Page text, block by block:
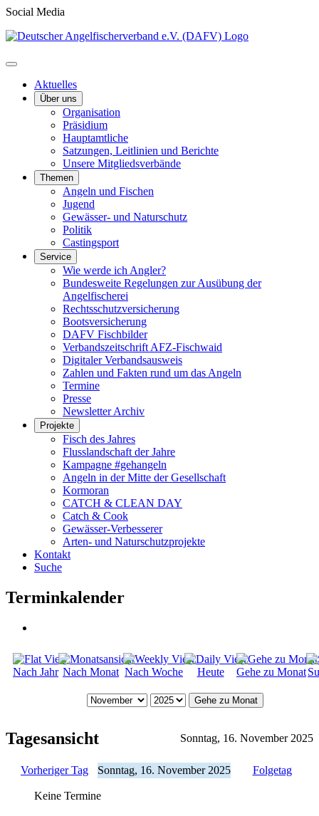
Social Media
Aktuelles
Über uns
Organisation
Präsidium
Hauptamtliche
Satzungen, Leitlinien und Berichte
Unsere Mitgliedsverbände
Themen
Angeln und Fischen
Jugend
Gewässer- und Naturschutz
Politik
Castingsport
Service
Wie werde ich Angler?
Bundesweite Regelungen zur Ausübung der
Angelfischerei
Rechtsschutzversicherung
Bootsversicherung
DAFV Fischbilder
Verbandszeitschrift AFZ-Fischwaid
Digitaler Verbandsausweis
Zahlen und Fakten rund um das Angeln
Termine
Presse
Newsletter Archiv
Projekte
Fisch des Jahres
Flusslandschaft der Jahre
Kampagne #gehangeln
Angeln in der Mitte der Gesellschaft
Kormoran
CATCH & CLEAN DAY
Catch & Cook
Gewässer-Verbesserer
Arten- und Naturschutzprojekte
Kontakt
Suche
Terminkalender
Nach Jahr Nach Monat Nach Woche Heute Gehe zu Monat
Gehe zu Monat
Tagesansicht Sonntag, 16. November 2025
Vorheriger Tag Sonntag, 16. November 2025 Folgetag
Keine Termine